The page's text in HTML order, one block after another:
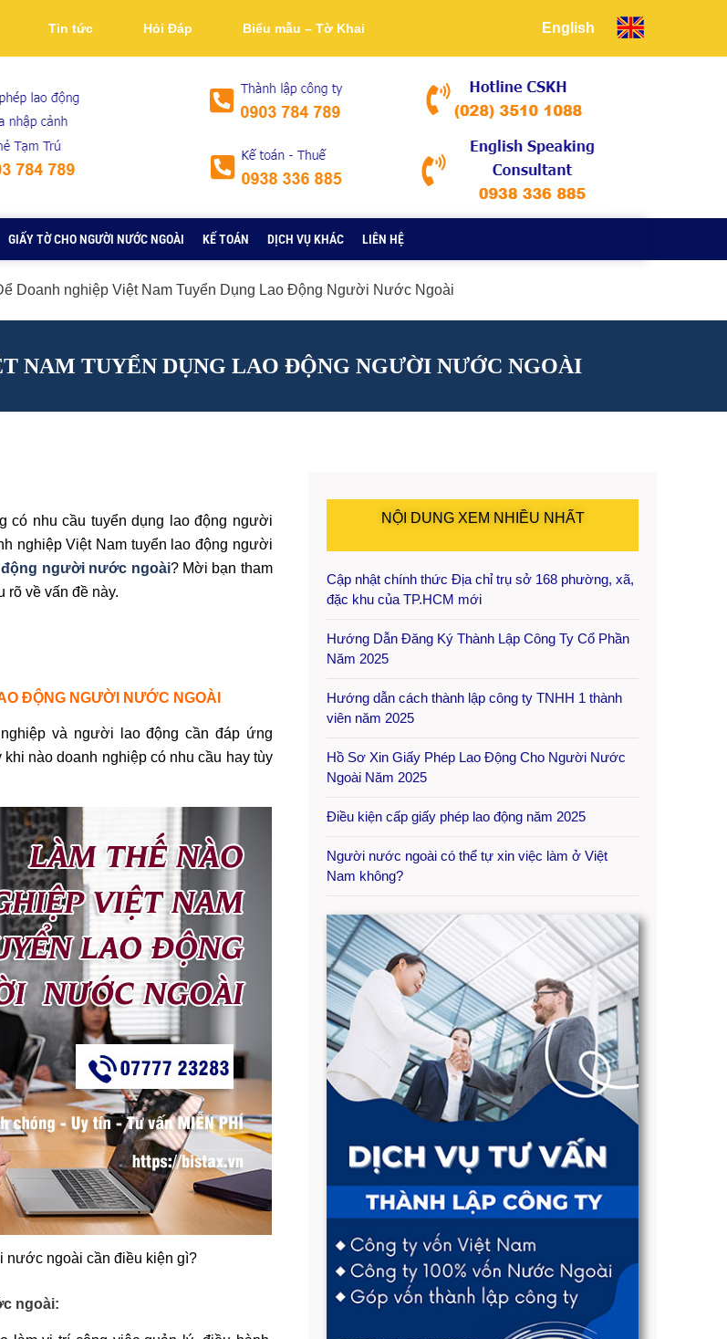
Tin tức Hỏi Đáp Biểu mẫu – Tờ Khai English
GIẤY TỜ CHO NGƯỜI NƯỚC NGOÀI KẾ TOÁN DỊCH VỤ KHÁC LIÊN HỆ
Doanh nghiệp Việt Nam Tuyển Dụng Lao Động Người Nước Ngoài
NAM TUYỂN DỤNG LAO ĐỘNG NGƯỜI NƯỚC NGOÀI
có nhu cầu tuyển dụng lao động người
nghiệp Việt Nam tuyển lao động người
người nước ngoài? Mời bạn tham
rõ về vấn đề này.
ĐỘNG NGƯỜI NƯỚC NGOÀI
và người lao động cần đáp ứng
nào doanh nghiệp có nhu cầu hay tùy
nước ngoài cần điều kiện gì?
ngoài:
NỘI DUNG XEM NHIỀU NHẤT
Cập nhật chính thức Địa chỉ trụ sở 168 phường, xã,
đặc khu của TP.HCM mới
Hướng Dẫn Đăng Ký Thành Lập Công Ty Cổ Phần
Năm 2025
Hướng dẫn cách thành lập công ty TNHH 1 thành
viên năm 2025
Hồ Sơ Xin Giấy Phép Lao Động Cho Người Nước
Ngoài Năm 2025
Điều kiện cấp giấy phép lao động năm 2025
Người nước ngoài có thể tự xin việc làm ở Việt
Nam không?